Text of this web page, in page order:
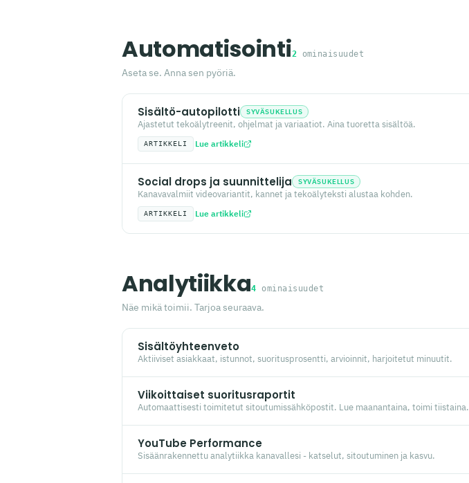
Automatisointi2 ominaisuudet
Aseta se. Anna sen pyöriä.
Sisältö-autopilotti SYVÄSUKELLUS
Ajastetut tekoälytreenit, ohjelmat ja variaatiot. Aina tuoretta sisältöä.
ARTIKKELI Lue artikkeli
Social drops ja suunnittelija SYVÄSUKELLUS
Kanavavalmiit videovariantit, kannet ja tekoälyteksti alustaa kohden.
ARTIKKELI Lue artikkeli
Analytiikka4 ominaisuudet
Näe mikä toimii. Tarjoa seuraava.
Sisältöyhteenveto
Aktiiviset asiakkaat, istunnot, suoritusprosentti, arvioinnit, harjoitetut minuutit.
Viikoittaiset suoritusraportit
Automaattisesti toimitetut sitoutumissähköpostit. Lue maanantaina, toimi tiistaina.
YouTube Performance
Sisäänrakennettu analytiikka kanavallesi - katselut, sitoutuminen ja kasvu.